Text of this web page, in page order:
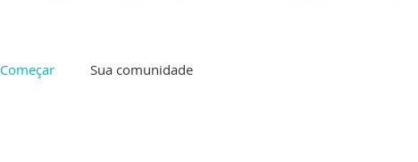
Começar Sua comunidade